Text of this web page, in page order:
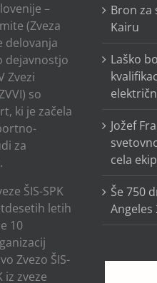
–
(Zveza
delovanja
dejavnostjo
Zvezi
so
ki je začela
za
ŠIS-SPK
letih
10
Zvezo ŠIS-
iz zveze
Bron za
Kairu
Laško
Jožef
cela
Še 750
Angeles